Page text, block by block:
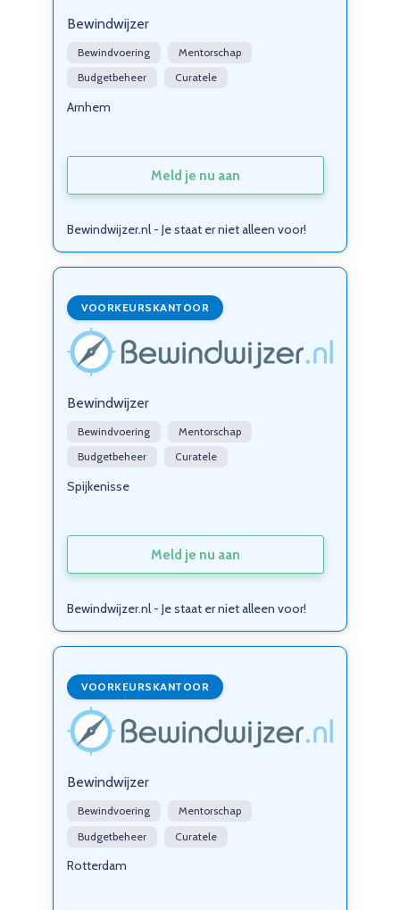
Bewindwijzer
Bewindvoering
Mentorschap
Budgetbeheer
Curatele
Arnhem
Meld je nu aan
Bewindwijzer.nl - Je staat er niet alleen voor!
VOORKEURSKANTOOR
Bewindwijzer
Bewindvoering
Mentorschap
Budgetbeheer
Curatele
Spijkenisse
Meld je nu aan
Bewindwijzer.nl - Je staat er niet alleen voor!
VOORKEURSKANTOOR
Bewindwijzer
Bewindvoering
Mentorschap
Budgetbeheer
Curatele
Rotterdam